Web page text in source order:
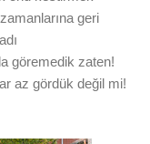
geri
göremedik zaten!
az gördük değil mi!